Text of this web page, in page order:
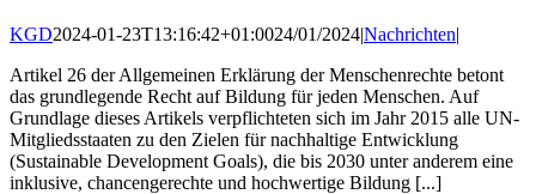
KGD2024-01-23T13:16:42+01:0024/01/2024|Nachrichten|
Artikel 26 der Allgemeinen Erklärung der Menschenrechte betont
das grundlegende Recht auf Bildung für jeden Menschen. Auf
Grundlage dieses Artikels verpflichteten sich im Jahr 2015 alle UN-
Mitgliedsstaaten zu den Zielen für nachhaltige Entwicklung
(Sustainable Development Goals), die bis 2030 unter anderem eine
inklusive, chancengerechte und hochwertige Bildung [...]